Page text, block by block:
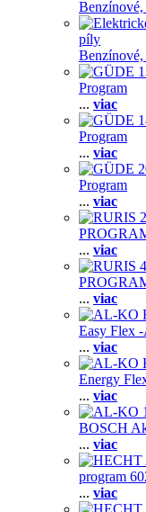
Benzínové,
píly
Benzínové,
Program
... viac
Program
... viac
Program
... viac
... viac
... viac
Easy Flex
... viac
Energy
... viac
BOSCH
... viac
program
... viac